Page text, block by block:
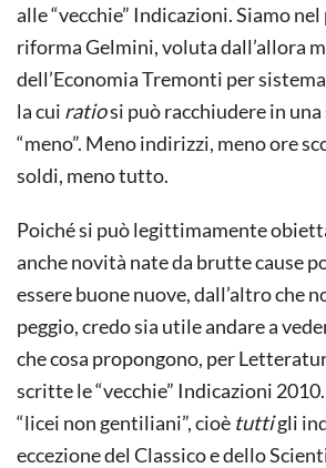
alle “vecchie” Indicazioni. Siamo
riforma Gelmini, voluta dall’allora
dell’Economia Tremonti per
la cui ratiosi può racchiudere in
“meno”. Meno indirizzi, meno ore
soldi, meno tutto.
Poiché si può legittimamente
anche novità nate da brutte cause
essere buone nuove, dall’altro che
peggio, credo sia utile andare a
che cosa propongono, per
scritte le “vecchie” Indicazioni
“licei non gentiliani”, cioè tuttigli
eccezione del Classico e dello